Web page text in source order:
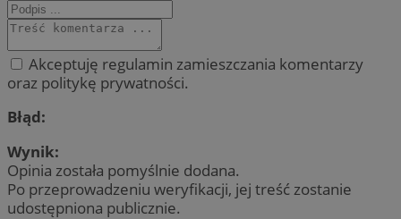
Akceptuję regulamin zamieszczania komentarzy
oraz politykę prywatności.
Błąd:
Wynik:
Opinia została pomyślnie dodana.
Po przeprowadzeniu weryfikacji, jej treść zostanie
udostępniona publicznie.